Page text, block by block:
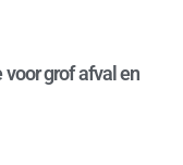
grof afval en